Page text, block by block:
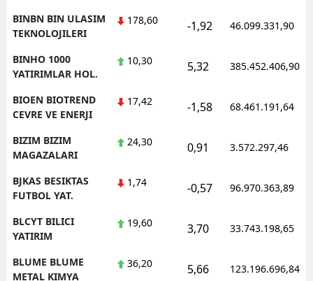
BINBN BIN ULASIM
TEKNOLOJILERI
178,60 -1,92 46.099.331,90
BINHO 1000
YATIRIMLAR HOL.
10,30 5,32 385.452.406,90
BIOEN BIOTREND
CEVRE VE ENERJI
17,42 -1,58 68.461.191,64
BIZIM BIZIM
MAGAZALARI
24,30 0,91 3.572.297,46
BJKAS BESIKTAS
FUTBOL YAT.
1,74 -0,57 96.970.363,89
BLCYT BILICI
YATIRIM
19,60 3,70 33.743.198,65
BLUME BLUME
METAL KIMYA
36,20 5,66 123.196.696,84